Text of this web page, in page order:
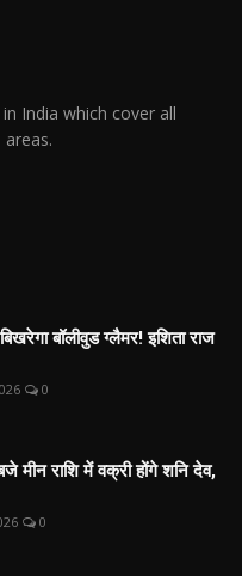
India which cover all
बॉलीवुड ग्लैमर! इशिता राज
0
मीन राशि में वक्री होंगे शनि देव,
0